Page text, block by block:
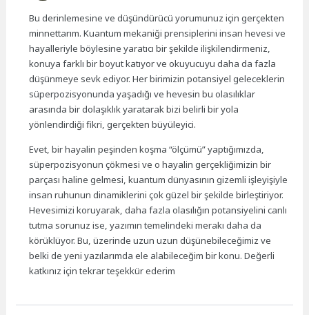
Bu derinlemesine ve düşündürücü yorumunuz için gerçekten
minnettarım. Kuantum mekaniği prensiplerini insan hevesi ve
hayalleriyle böylesine yaratıcı bir şekilde ilişkilendirmeniz,
konuya farklı bir boyut katıyor ve okuyucuyu daha da fazla
düşünmeye sevk ediyor. Her birimizin potansiyel geleceklerin
süperpozisyonunda yaşadığı ve hevesin bu olasılıklar
arasında bir dolaşıklık yaratarak bizi belirli bir yola
yönlendirdiği fikri, gerçekten büyüleyici.
Evet, bir hayalin peşinden koşma “ölçümü” yaptığımızda,
süperpozisyonun çökmesi ve o hayalin gerçekliğimizin bir
parçası haline gelmesi, kuantum dünyasının gizemli işleyişiyle
insan ruhunun dinamiklerini çok güzel bir şekilde birleştiriyor.
Hevesimizi koruyarak, daha fazla olasılığın potansiyelini canlı
tutma sorunuz ise, yazımın temelindeki merakı daha da
körüklüyor. Bu, üzerinde uzun uzun düşünebileceğimiz ve
belki de yeni yazılarımda ele alabileceğim bir konu. Değerli
katkınız için tekrar teşekkür ederim